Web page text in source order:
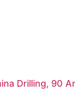
Drilling, 90